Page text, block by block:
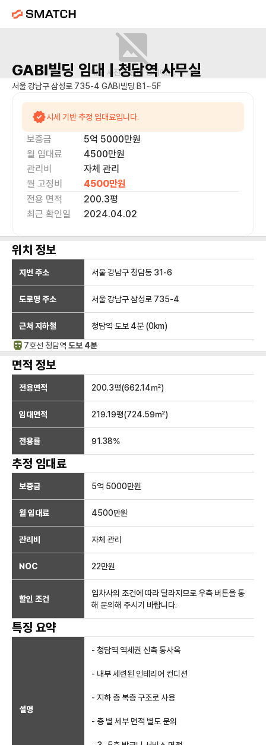
매물 사진을 준비 중이에요.
GABI빌딩 임대 | 청담역사무실
서울 강남구 삼성로 735-4 GABI빌딩 B1~5F
시세 기반 추정 임대료입니다.
보증금 5억 5000만원
월 임대료
4500만원
관리비
자체 관리
월 고정비
4500만원
전용 면적
200.3평
최근 확인일
2024.04.02
위치 정보
지번 주소 서울 강남구 청담동 31-6
도로명 주소 서울 강남구 삼성로 735-4
근처 지하철 청담역 도보 4분 (0km)
7호선 청담역 도보 4분
면적 정보
전용면적 200.3평(662.14㎡)
임대면적 219.19평(724.59㎡)
전용률 91.38%
추정 임대료
보증금 5억 5000만원
월 임대료 4500만원
관리비 자체 관리
NOC 22만원
할인 조건
임차사의 조건에 따라 달라지므로 우측 버튼을 통
해 문의해 주시기 바랍니다.
특징 요약
설명
- 청담역 역세권 신축 통사옥
- 내부 세련된 인테리어 컨디션
- 지하 층 복층 구조로 사용
- 층 별 세부 면적 별도 문의